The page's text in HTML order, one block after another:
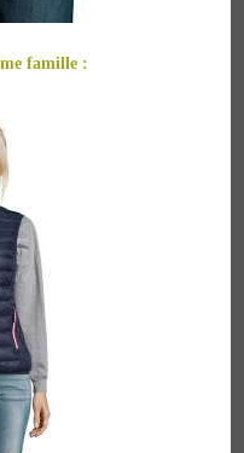
famille :